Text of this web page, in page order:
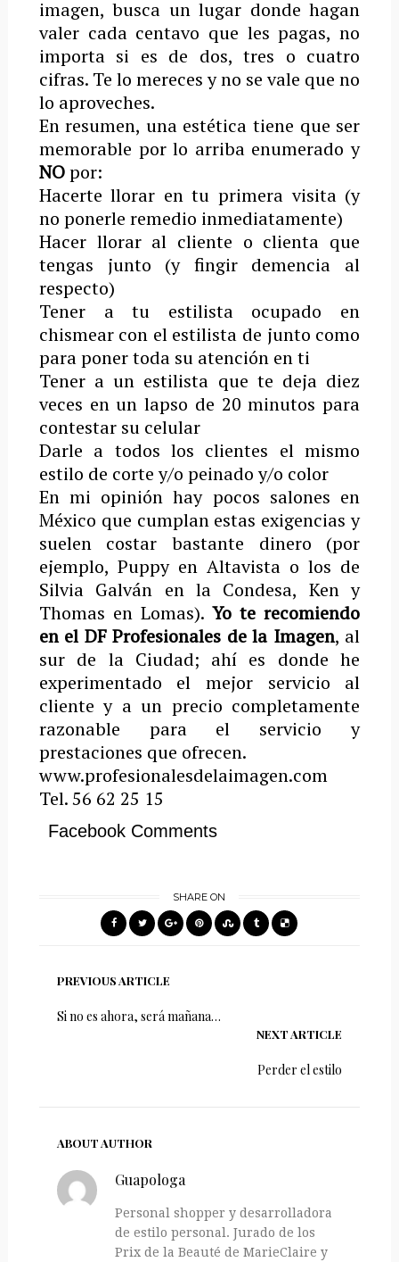
imagen, busca un lugar donde hagan
valer cada centavo que les pagas, no
importa si es de dos, tres o cuatro
cifras. Te lo mereces y no se vale que no
lo aproveches.
En resumen, una estética tiene que ser
memorable por lo arriba enumerado y
NOpor:
Hacerte llorar en tu primera visita (y
no ponerle remedio inmediatamente)
Hacer llorar al cliente o clienta que
tengas junto (y fingir demencia al
respecto)
Tener a tu estilista ocupado en
chismear con el estilista de junto como
para poner toda su atención en ti
Tener a un estilista que te deja diez
veces en un lapso de 20 minutos para
contestar su celular
Darle a todos los clientes el mismo
estilo de corte y/o peinado y/o color
En mi opinión hay pocos salones en
México que cumplan estas exigencias y
suelen costar bastante dinero (por
ejemplo, Puppy en Altavista o los de
Silvia Galván en la Condesa, Ken y
Thomas en Lomas). Yo te recomiendo
en el DF Profesionales de la Imagen, al
sur de la Ciudad; ahí es donde he
experimentado el mejor servicio al
cliente y a un precio completamente
razonable para el servicio y
prestaciones que ofrecen.
www.profesionalesdelaimagen.com
Tel. 56 62 25 15
Facebook Comments
SHARE ON
PREVIOUS ARTICLE
Si no es ahora, será mañana…
NEXT ARTICLE
Perder el estilo
ABOUT AUTHOR
Guapologa
Personal shopper y desarrolladora
de estilo personal. Jurado de los
Prix de la Beauté de MarieClaire y